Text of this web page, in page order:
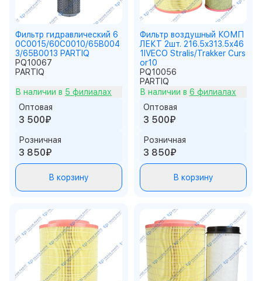
Фильтр гидравлический 6
0C0015/60С0010/65B004
3/65B0013 PARTIQ
PQ10067
PARTIQ
В наличии в 5 филиалах
Оптовая
3 500₽
Розничная
3 850₽
В корзину
Фильтр воздушный КОМП
ЛЕКТ 2шт. 216.5x313.5x46
1IVECO Stralis/Trakker Curs
or10
PQ10056
PARTIQ
В наличии в 6 филиалах
Оптовая
3 500₽
Розничная
3 850₽
В корзину